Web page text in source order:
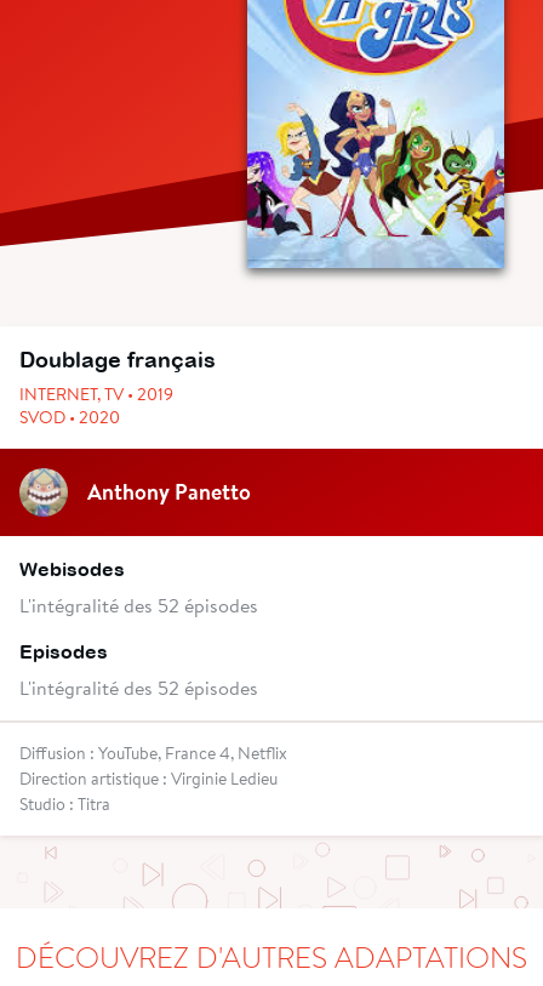
Doublage français
INTERNET, TV • 2019
SVOD • 2020
Anthony Panetto
Webisodes
L'intégralité des 52 épisodes
Episodes
L'intégralité des 52 épisodes
Diffusion : YouTube, France 4, Netflix
Direction artistique : Virginie Ledieu
Studio : Titra
DÉCOUVREZ D'AUTRES ADAPTATIONS